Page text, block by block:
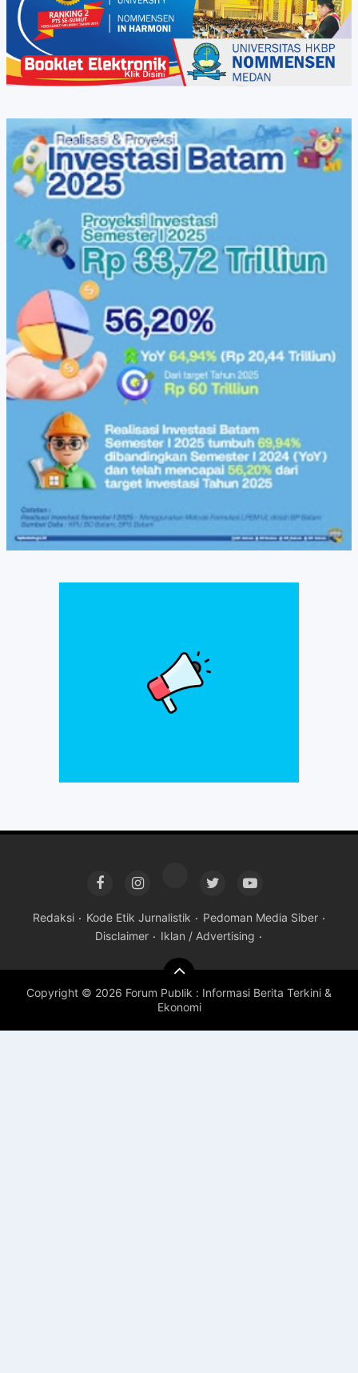
Redaksi Kode Etik Jurnalistik
Pedoman Media Siber
Disclaimer
Iklan / Advertising
Copyright © 2026 Forum Publik : Informasi Berita Terkini &
Ekonomi